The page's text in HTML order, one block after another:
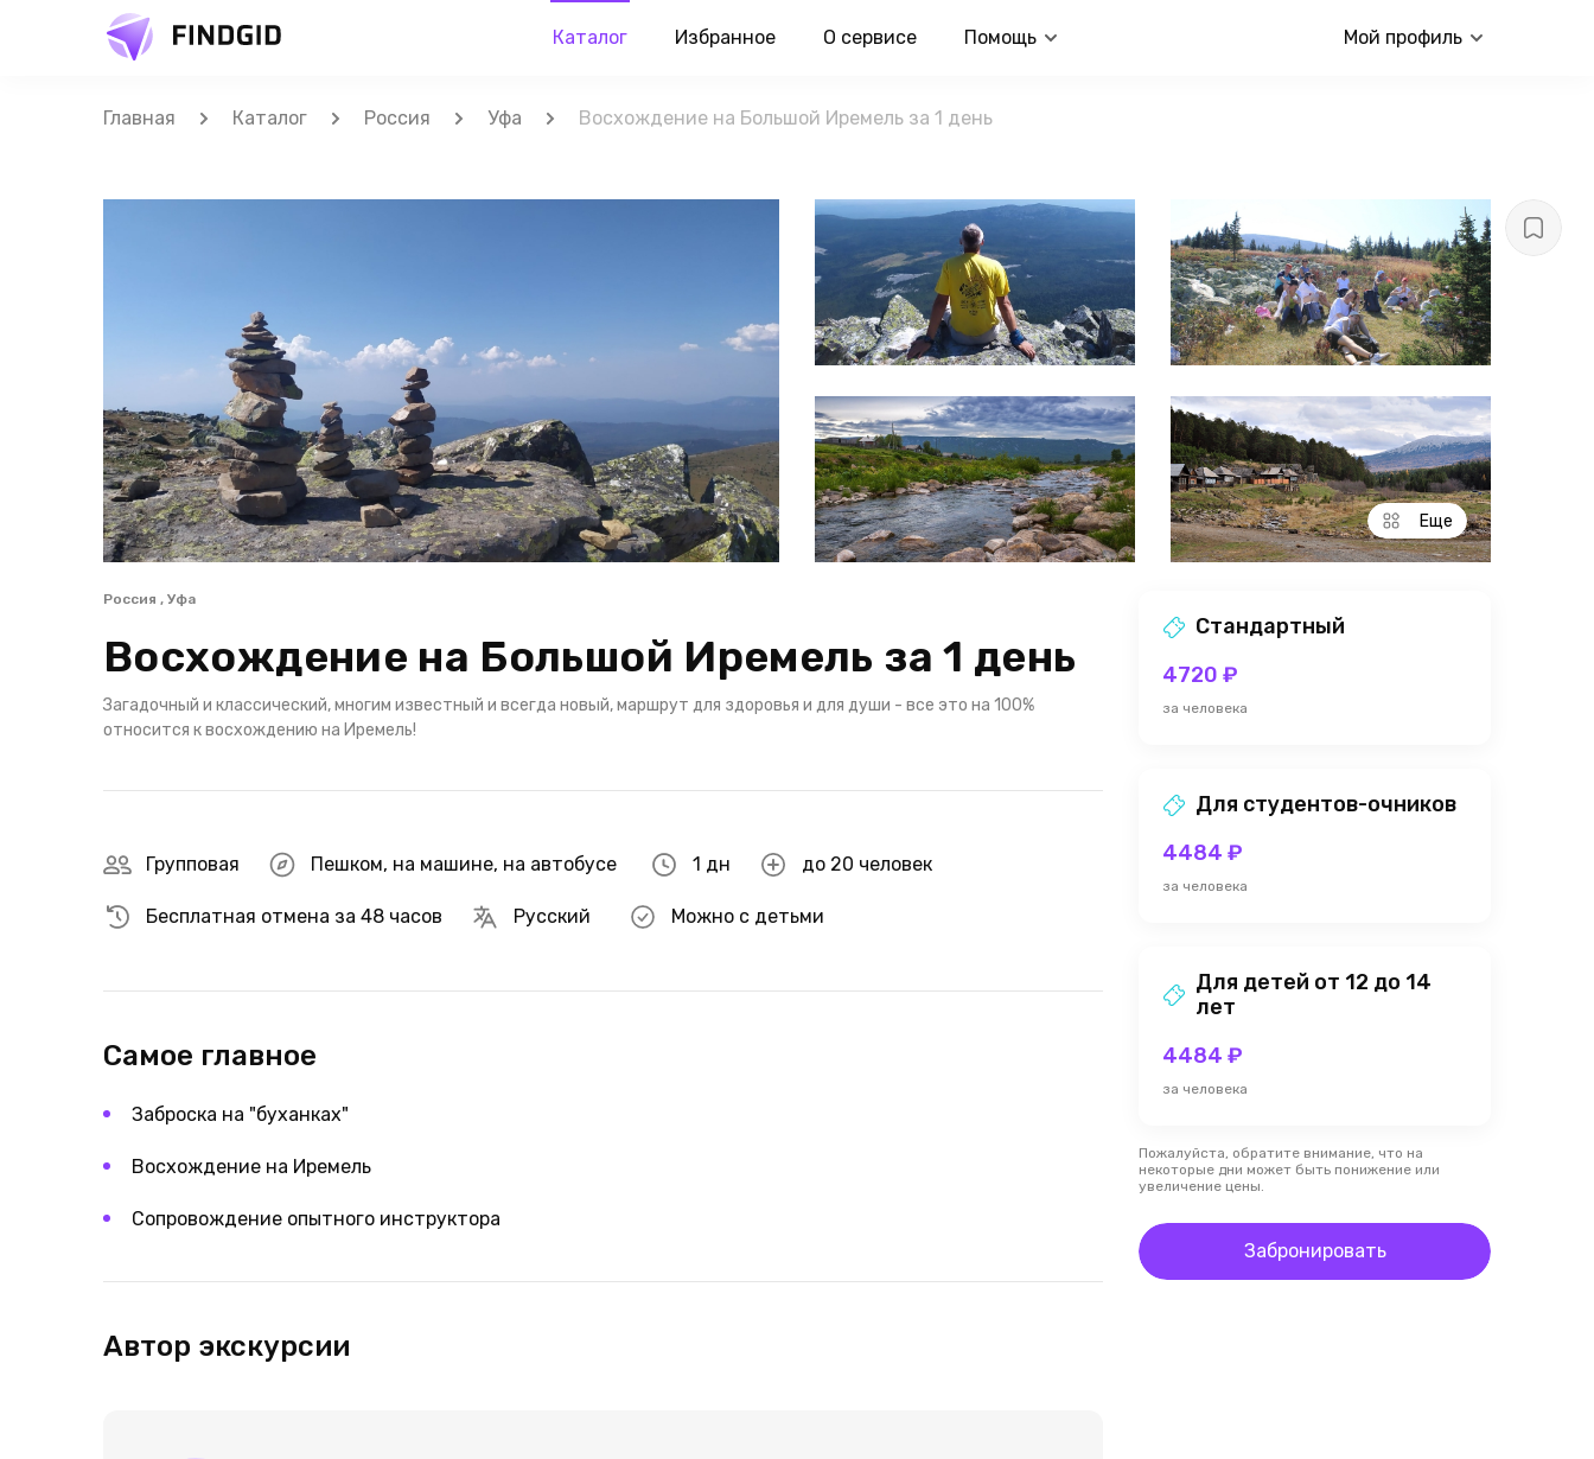
Каталог Избранное О сервисе Помощь Мой профиль
Главная Каталог Россия Уфа Восхождение на Большой Иремель за 1 день
Еще
Россия , Уфа
Восхождение на Большой Иремель за 1 день
Загадочный и классический, многим известный и всегда новый, маршрут для здоровья и для души - все это на 100%
относится к восхождению на Иремель!
Групповая Пешком, на машине, на автобусе 1 дн до 20 человек
Бесплатная отмена за 48 часов Русский Можно с детьми
Самое главное
Заброска на "буханках"
Восхождение на Иремель
Сопровождение опытного инструктора
Автор экскурсии
Стандартный
4720 ₽
за человека
Для студентов-очников
4484 ₽
за человека
Для детей от 12 до 14
лет
4484 ₽
за человека
Пожалуйста, обратите внимание, что на
некоторые дни может быть понижение или
увеличение цены.
Забронировать